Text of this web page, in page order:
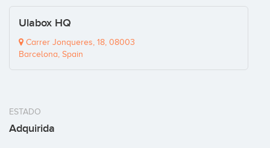
Ulabox HQ
Carrer Jonqueres, 18, 08003
Barcelona, Spain
ESTADO
Adquirida